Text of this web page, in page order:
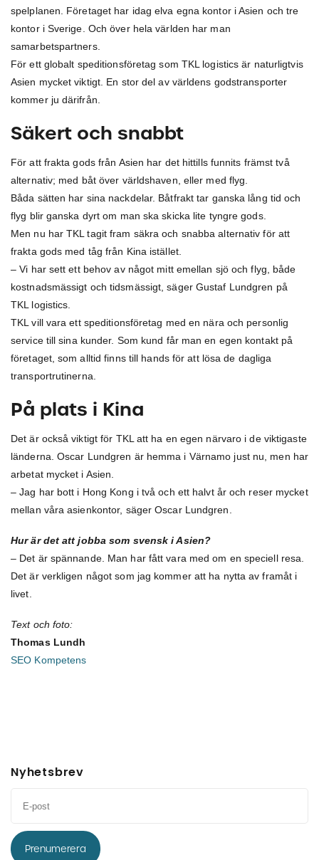
spelplanen. Företaget har idag elva egna kontor i Asien och tre
kontor i Sverige. Och över hela världen har man
samarbetspartners.
För ett globalt speditionsföretag som TKL logistics är naturligtvis
Asien mycket viktigt. En stor del av världens godstransporter
kommer ju därifrån.
Säkert och snabbt
För att frakta gods från Asien har det hittills funnits främst två
alternativ; med båt över världshaven, eller med flyg.
Båda sätten har sina nackdelar. Båtfrakt tar ganska lång tid och
flyg blir ganska dyrt om man ska skicka lite tyngre gods.
Men nu har TKL tagit fram säkra och snabba alternativ för att
frakta gods med tåg från Kina istället.
– Vi har sett ett behov av något mitt emellan sjö och flyg, både
kostnadsmässigt och tidsmässigt, säger Gustaf Lundgren på
TKL logistics.
TKL vill vara ett speditionsföretag med en nära och personlig
service till sina kunder. Som kund får man en egen kontakt på
företaget, som alltid finns till hands för att lösa de dagliga
transportrutinerna.
På plats i Kina
Det är också viktigt för TKL att ha en egen närvaro i de viktigaste
länderna. Oscar Lundgren är hemma i Värnamo just nu, men har
arbetat mycket i Asien.
– Jag har bott i Hong Kong i två och ett halvt år och reser mycket
mellan våra asienkontor, säger Oscar Lundgren.
Hur är det att jobba som svensk i Asien?
– Det är spännande. Man har fått vara med om en speciell resa.
Det är verkligen något som jag kommer att ha nytta av framåt i
livet.
Text och foto:
Thomas Lundh
SEO Kompetens
Nyhetsbrev
Prenumerera